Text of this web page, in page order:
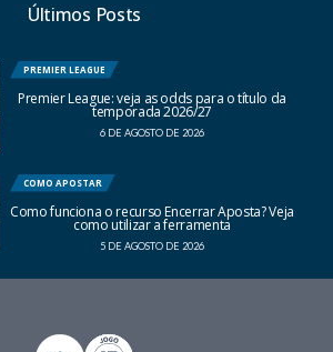
Últimos Posts
PREMIER LEAGUE
Premier League: veja as odds para o título da
temporada 2026/27
6 DE AGOSTO DE 2026
COMO APOSTAR
Como funciona o recurso Encerrar Aposta? Veja
como utilizar a ferramenta
5 DE AGOSTO DE 2026